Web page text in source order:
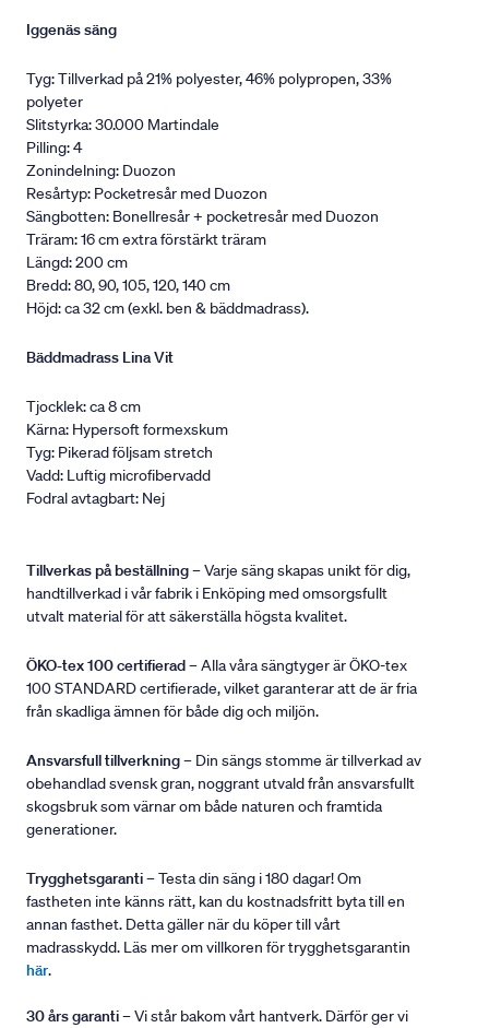
Iggenäs säng
Tyg: Tillverkad på 21% polyester, 46% polypropen, 33%
polyeter
Slitstyrka: 30.000 Martindale
Pilling: 4
Zonindelning: Duozon
Resårtyp: Pocketresår med Duozon
Sängbotten: Bonellresår + pocketresår med Duozon
Träram: 16 cm extra förstärkt träram
Längd: 200 cm
Bredd: 80, 90, 105, 120, 140 cm
Höjd: ca 32 cm (exkl. ben & bäddmadrass).
Bäddmadrass Lina Vit
Tjocklek: ca 8 cm
Kärna: Hypersoft formexskum
Tyg: Pikerad följsam stretch
Vadd: Luftig microfibervadd
Fodral avtagbart: Nej
Tillverkas på beställning– Varje säng skapas unikt för dig,
handtillverkad i vår fabrik i Enköping med omsorgsfullt
utvalt material för att säkerställa högsta kvalitet.
ÖKO-tex 100 certifierad– Alla våra sängtyger är ÖKO-tex
100 STANDARD certifierade, vilket garanterar att de är fria
från skadliga ämnen för både dig och miljön.
Ansvarsfull tillverkning– Din sängs stomme är tillverkad av
obehandlad svensk gran, noggrant utvald från ansvarsfullt
skogsbruk som värnar om både naturen och framtida
generationer.
Trygghetsgaranti– Testa din säng i 180 dagar! Om
fastheten inte känns rätt, kan du kostnadsfritt byta till en
annan fasthet. Detta gäller när du köper till vårt
madrasskydd. Läs mer om villkoren för trygghetsgarantin
här.
30 års garanti– Vi står bakom vårt hantverk. Därför ger vi